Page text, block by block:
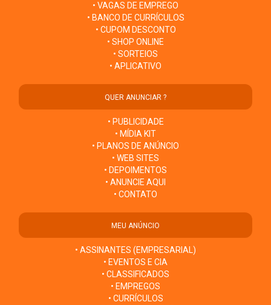
• VAGAS DE EMPREGO
• BANCO DE CURRÍCULOS
• CUPOM DESCONTO
• SHOP ONLINE
• SORTEIOS
• APLICATIVO
QUER ANUNCIAR ?
• PUBLICIDADE
• MÍDIA KIT
• PLANOS DE ANÚNCIO
• WEB SITES
• DEPOIMENTOS
• ANUNCIE AQUI
• CONTATO
MEU ANÚNCIO
• ASSINANTES (EMPRESARIAL)
• EVENTOS E CIA
• CLASSIFICADOS
• EMPREGOS
• CURRÍCULOS